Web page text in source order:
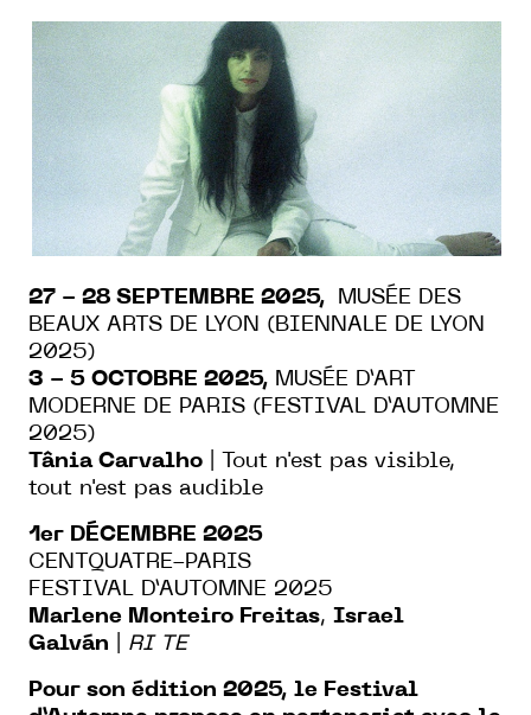
27 - 28 SEPTEMBRE 2025,
MUSÉE DES
BEAUX ARTS DE LYON (BIENNALE DE LYON
2025)
3 - 5 OCTOBRE 2025, MUSÉE D’ART
MODERNE DE PARIS (FESTIVAL D’AUTOMNE
2025)
Tânia Carvalho | Tout n'est pas visible,
tout n'est pas audible
1er DÉCEMBRE 2025
CENTQUATRE-PARIS
FESTIVAL D’AUTOMNE 2025
Marlene Monteiro Freitas, Israel
Galván
RI TE
Pour son édition 2025, le Festival